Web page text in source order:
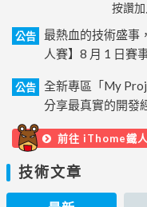
按讚
公告
最熱血的技術盛事
人賽】8 月 1 日賽
公告
全新專區「My
分享最真實的開發
前往 iThome鐵
技術文章